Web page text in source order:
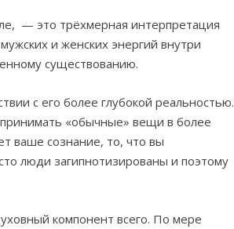
— это трёхмерная интерпретация
и женских энергий внутри
существованию.
с его более глубокой реальностью.
«обычные» вещи в более
ваше сознание, то, что вы
люди загипнотизированы и поэтому
компонент всего. По мере